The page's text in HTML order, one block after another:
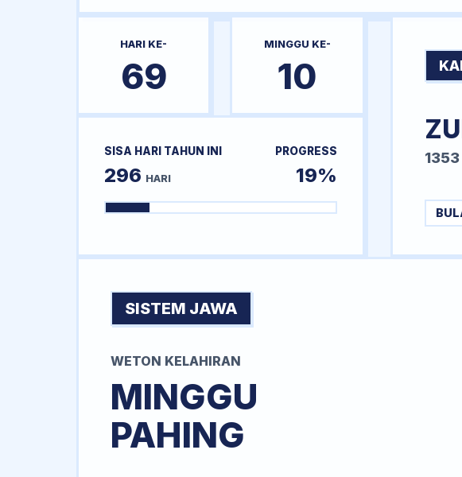
HARI KE-
69
MINGGU KE-
10
SISA HARI TAHUN INI
296 HARI
PROGRESS
19%
1353
SISTEM JAWA
WETON KELAHIRAN
MINGGU
PAHING